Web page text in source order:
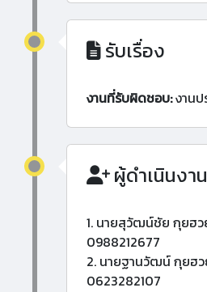
รับเรื่อง
งานที่รับผิดชอบ:งานป
ผู้ดำเนินงาน
1. นายสุวัฒน์ชัย กุยฮว
0988212677
2. นายฐานวัฒน์ กุยฮว
0623282107